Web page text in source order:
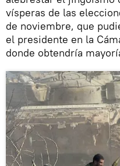
vísperas de las
de noviembre, que
el presidente en la
donde obtendría